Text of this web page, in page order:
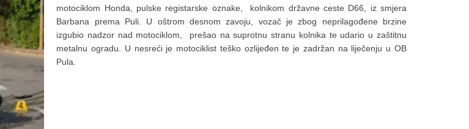
motociklom Honda, pulske registarske oznake, kolnikom državne ceste D66, iz smjera
Barbana prema Puli. U oštrom desnom zavoju, vozač je zbog neprilagođene brzine
izgubio nadzor nad motociklom, prešao na suprotnu stranu kolnika te udario u zaštitnu
metalnu ogradu. U nesreći je motociklist teško ozlijeđen te je zadržan na liječenju u OB
Pula.